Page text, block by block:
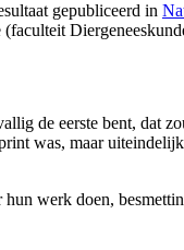
gepubliceerd in
de eerste bent, dat
was, maar
werk doen,